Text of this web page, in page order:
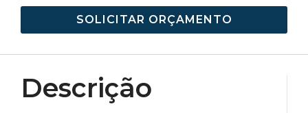
SOLICITAR ORÇAMENTO
Descrição